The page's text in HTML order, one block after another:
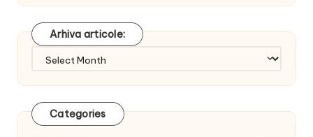
Arhiva articole:
Categories